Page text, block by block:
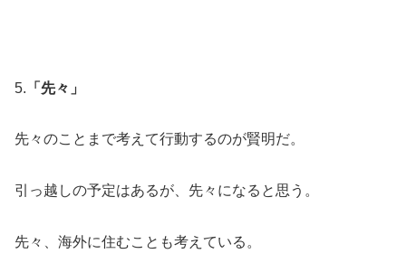
5. 「先々」
先々のことまで考えて行動するのが賢明だ。
引っ越しの予定はあるが、先々になると思う。
先々、海外に住むことも考えている。